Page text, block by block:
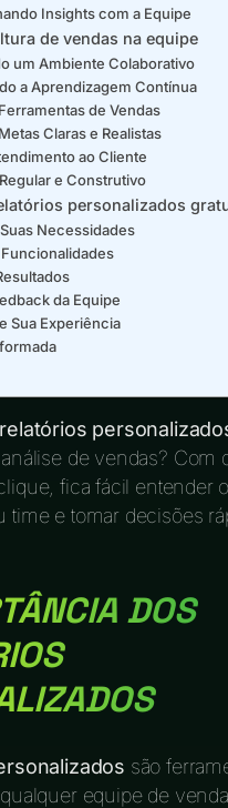
Insights com a Equipe
de vendas na equipe
um Ambiente Colaborativo
a Aprendizagem Contínua
de Vendas
Claras e Realistas
ao Cliente
e Construtivo
personalizados
Necessidades
da Equipe
Sua Experiência
de vendas? Com
fica fácil entender
time e tomar decisões
DOS
são
equipe de